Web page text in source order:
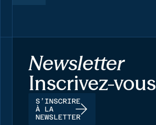
Newsletter
Inscrivez-vous
S’INSCRIRE
À LA
NEWSLETTER